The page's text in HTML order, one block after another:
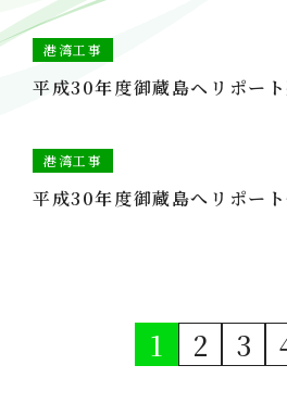
港湾工事
平成30年度御蔵島ヘリポー
港湾工事
平成30年度御蔵島へリポー
1 2 3